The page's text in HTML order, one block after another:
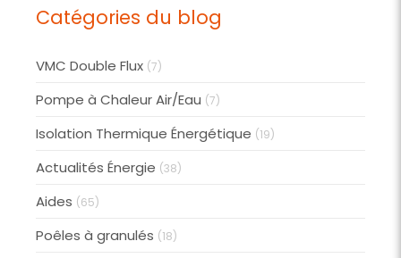
Catégories du blog
VMC Double Flux (7)
Pompe à Chaleur Air/Eau (7)
Isolation Thermique Énergétique (19)
Actualités Énergie (38)
Aides (65)
Poêles à granulés (18)